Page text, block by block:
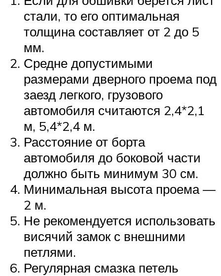
стали, то его оптимальная
толщина составляет от 2 до 5
мм.
Средне допустимыми
размерами дверного проема под
заезд легкого, грузового
автомобиля считаются 2,4*2,1
м, 5,4*2,4 м.
Расстояние от борта
автомобиля до боковой части
должно быть минимум 30 см.
Минимальная высота проема —
2 м.
Не рекомендуется использовать
висячий замок с внешними
петлями.
Регулярная смазка петель